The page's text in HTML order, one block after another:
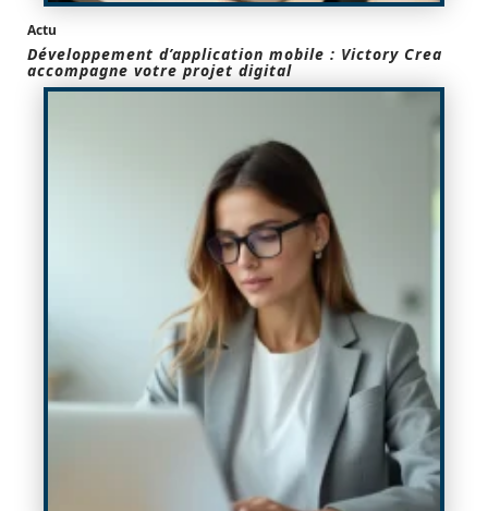
Actu
Développement d’application mobile : Victory Crea
accompagne votre projet digital